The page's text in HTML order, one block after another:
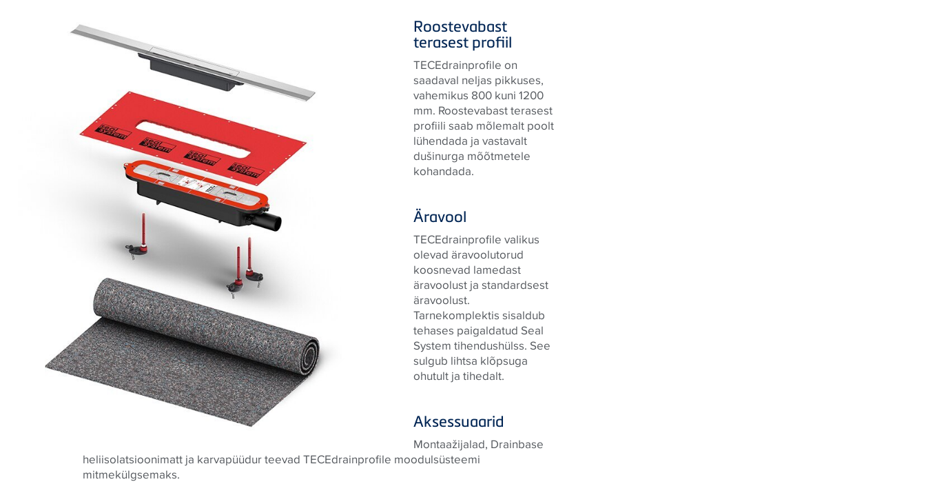
Roostevabast
terasest profiil
TECEdrainprofile on
saadaval neljas pikkuses,
vahemikus 800 kuni 1200
mm. Roostevabast terasest
profiili saab mõlemalt poolt
lühendada ja vastavalt
dušinurga mõõtmetele
kohandada.
Äravool
TECEdrainprofile valikus
olevad äravoolutorud
koosnevad lamedast
äravoolust ja standardsest
äravoolust.
Tarnekomplektis sisaldub
tehases paigaldatud Seal
System tihendushülss. See
sulgub lihtsa klõpsuga
ohutult ja tihedalt.
Aksessuaarid
Montaažijalad, Drainbase
heliisolatsioonimatt ja karvapüüdur teevad TECEdrainprofile moodulsüsteemi
mitmekülgsemaks.